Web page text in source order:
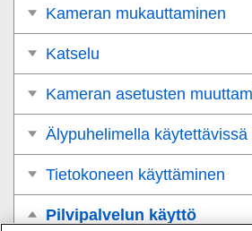
Kameran mukauttaminen
Katselu
Kameran asetusten
Älypuhelimella
Tietokoneen käyttäminen
Pilvipalvelun käyttö